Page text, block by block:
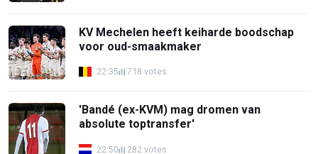
KV Mechelen heeft keiharde boodschap
voor oud-smaakmaker
22:35 718 votes
'Bandé (ex-KVM) mag dromen van
absolute toptransfer'
22:50 282 votes